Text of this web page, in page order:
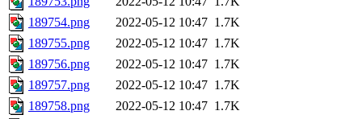
189754.png
2022-05-12 10:47 1.7K
189755.png
2022-05-12 10:47 1.7K
189756.png
2022-05-12 10:47 1.7K
189757.png
2022-05-12 10:47 1.7K
189758.png
2022-05-12 10:47 1.7K